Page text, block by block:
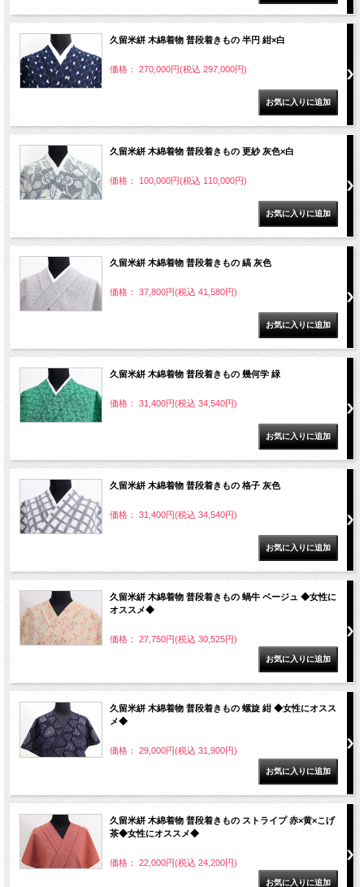
久留米絣 木綿着物 普段着きもの 半円 紺×白
価格： 270,000円(税込 297,000円)
久留米絣 木綿着物 普段着きもの 更紗 灰色×白
価格： 100,000円(税込 110,000円)
久留米絣 木綿着物 普段着きもの 縞 灰色
価格： 37,800円(税込 41,580円)
久留米絣 木綿着物 普段着きもの 幾何学 緑
価格： 31,400円(税込 34,540円)
久留米絣 木綿着物 普段着きもの 格子 灰色
価格： 31,400円(税込 34,540円)
久留米絣 木綿着物 普段着きもの 蝸牛 ベージュ ◆女性に
オススメ◆
価格： 27,750円(税込 30,525円)
久留米絣 木綿着物 普段着きもの 螺旋 紺 ◆女性にオスス
メ◆
価格： 29,000円(税込 31,900円)
久留米絣 木綿着物 普段着きもの ストライプ 赤×黄×こげ
茶◆女性にオススメ◆
価格： 22,000円(税込 24,200円)